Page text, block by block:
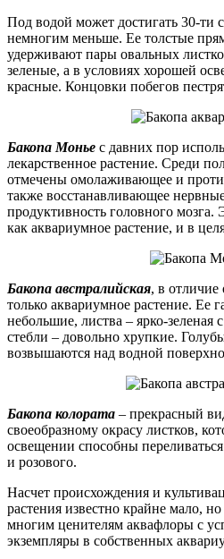
Под водой может достигать 30-ти
немногим меньше. Ее толстые
удерживают пары овальных
зеленые, а в условиях хорошей
красные. Концовки побегов
Бакопа Монье с давних пор
лекарственное растение. Среди
отмечены омолаживающее и
также восстанавливающее
продуктивность головного
как аквариумное растение, и в
Бакопа австралийская, в
только аквариумное растение. Ее
небольшие, листва – ярко-зеленая
стебли – довольно хрупкие.
возвышаются над водной
Бакопа колората – прекрасный
своеобразному окрасу листков,
освещении способны
и розового.
Насчет происхождения и
растения известно крайне мало,
многим ценителям аквафлоры с
экземпляры в собственных